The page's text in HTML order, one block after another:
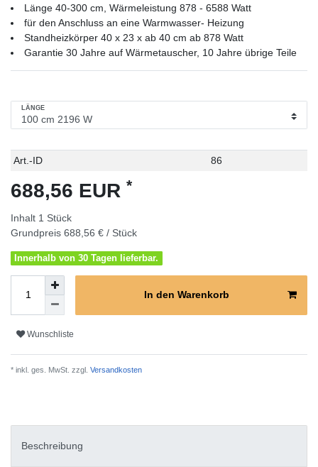
Länge 40-300 cm, Wärmeleistung 878 - 6588 Watt
für den Anschluss an eine Warmwasser- Heizung
Standheizkörper 40 x 23 x ab 40 cm ab 878 Watt
Garantie 30 Jahre auf Wärmetauscher, 10 Jahre übrige Teile
LÄNGE
Technisches
Wert
Art.-ID 86
688,56 EUR *
Inhalt 1 Stück
Grundpreis 688,56 € / Stück
Innerhalb von 30 Tagen lieferbar.
In den Warenkorb
Wunschliste
* inkl. ges. MwSt. zzgl. Versandkosten
Beschreibung